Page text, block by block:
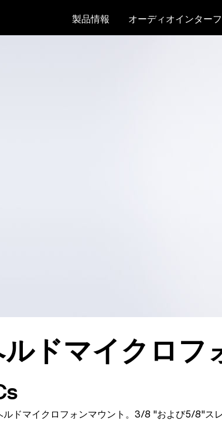
製品情報 オーディオインター
ドマイクロフ
ドマイクロフォンマウント。3/8 "および5/8"ス